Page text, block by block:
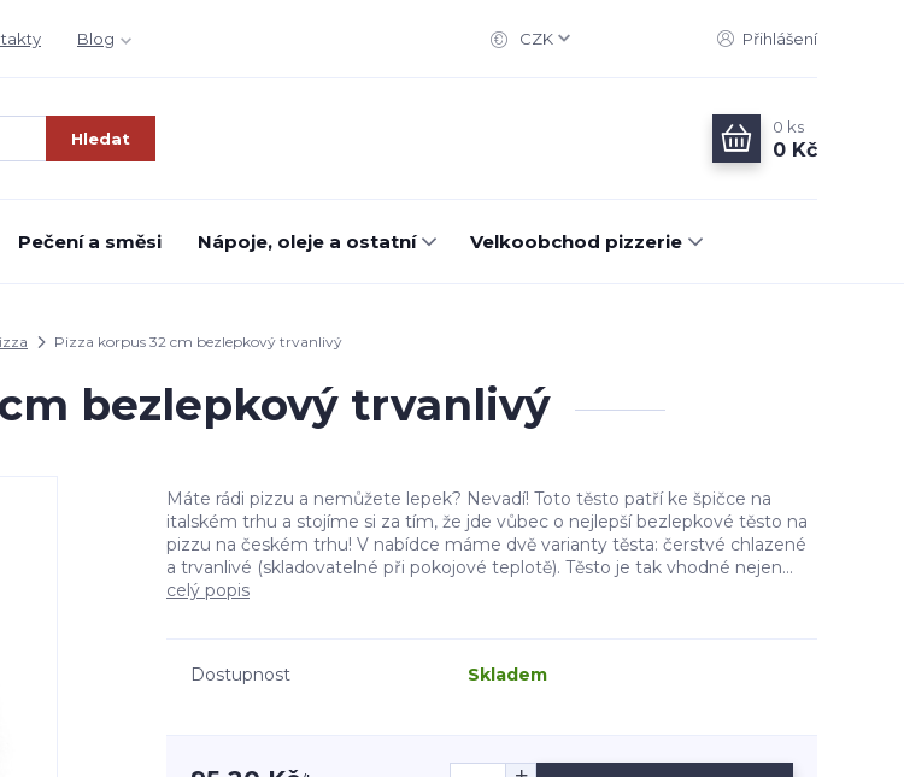
Blog CZK Přihlášení
Hledat
0 ks
0 Kč
Pečení a směsi Nápoje, oleje a ostatní Velkoobchod pizzerie
Pizza korpus 32 cm bezlepkový trvanlivý
bezlepkový trvanlivý
Máte rádi pizzu a nemůžete lepek? Nevadí! Toto těsto patří ke špičce na
italském trhu a stojíme si za tím, že jde vůbec o nejlepší bezlepkové těsto na
pizzu na českém trhu! V nabídce máme dvě varianty těsta: čerstvé chlazené
a trvanlivé (skladovatelné při pokojové teplotě). Těsto je tak vhodné nejen...
celý popis
Dostupnost Skladem